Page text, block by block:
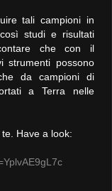
tali campioni in
studi e risultati
che con il
strumenti possono
da campioni di
a Terra nelle
Have a look: